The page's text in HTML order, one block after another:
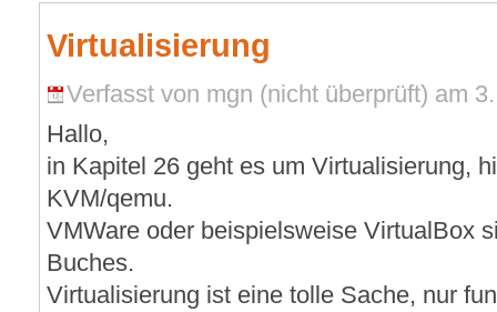
Virtualisierung
Verfasst von mgn (nicht überprüft) am
Hallo,
in Kapitel 26 geht es um Virtualisierung,
KVM/qemu.
VMWare oder beispielsweise VirtualBox
Buches.
Virtualisierung ist eine tolle Sache, nur